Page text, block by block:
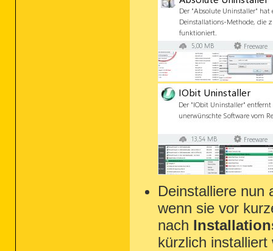
Deinstalliere nun
wenn sie vor
nach
kürzlich